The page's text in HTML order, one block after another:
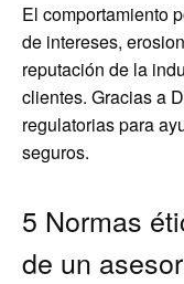
El comportamiento
de intereses,
reputación de la
clientes. Gracias a
regulatorias para
seguros.
5 Normas
de un